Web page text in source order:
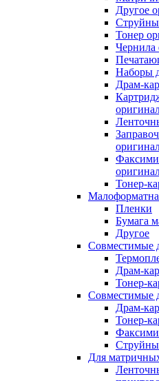
Другое
Тонер
Чернила
Наборы
Драм-
Тонер-
Пленки
Бумага
Другое
Совместимые
Драм-
Тонер-
Совместимые
Драм-
Тонер-
Для